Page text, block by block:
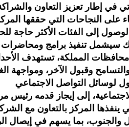
في إطار تعزيز التعاون والشراكة
على النجاحات التي حققها
سيشمل تنفيذ برامج
المملكة، تستهدف
وقبول الآخر،
إلى إيجاز قدمه رئيس
ينفذها المركز بالتعاون مع
والجنوب، بما يسهم في إيصال